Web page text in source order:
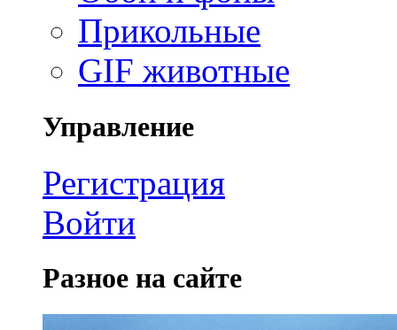
Прикольные
GIF животные
Управление
Регистрация
Войти
Разное на сайте